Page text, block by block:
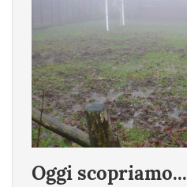
Oggi scopriamo...